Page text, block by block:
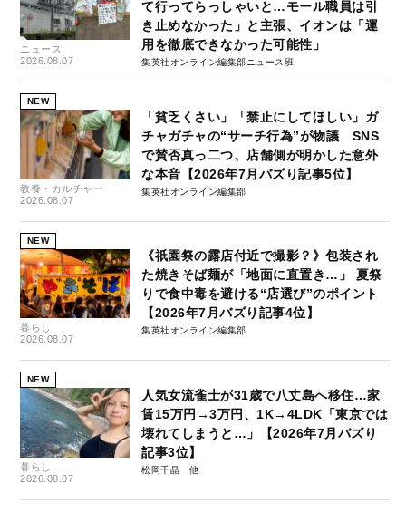
ニュース
2026.08.07
て行ってらっしゃいと…モール職員は引
き止めなかった」と主張、イオンは「運
用を徹底できなかった可能性」
集英社オンライン編集部ニュース班
NEW
教養・カルチャー
2026.08.07
「貧乏くさい」「禁止にしてほしい」ガ
チャガチャの“サーチ行為”が物議 SNS
で賛否真っ二つ、店舗側が明かした意外
な本音【2026年7月バズり記事5位】
集英社オンライン編集部
NEW
暮らし
2026.08.07
《祇園祭の露店付近で撮影？》包装され
た焼きそば麺が「地面に直置き…」 夏祭
りで食中毒を避ける“店選び”のポイント
【2026年7月バズり記事4位】
集英社オンライン編集部
NEW
暮らし
2026.08.07
人気女流雀士が31歳で八丈島へ移住…家
賃15万円→3万円、1K→4LDK「東京では
壊れてしまうと…」【2026年7月バズり
記事3位】
松岡千晶